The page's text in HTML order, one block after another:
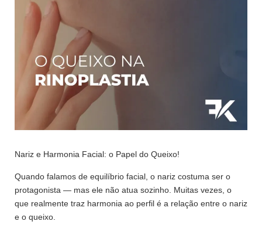
Nariz e Harmonia Facial: o Papel do Queixo!
Quando falamos de equilíbrio facial, o nariz costuma ser o
protagonista — mas ele não atua sozinho. Muitas vezes, o
que realmente traz harmonia ao perfil é a relação entre o nariz
e o queixo.